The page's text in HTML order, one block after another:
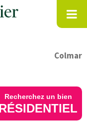
Colmar
Recherchez un bien